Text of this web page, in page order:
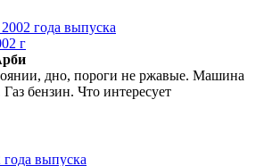
г
дно, пороги не ржавые. Машина
бензин. Что интересует